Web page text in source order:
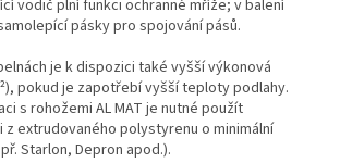
vodič plní funkci ochranné mříže; v balení
pásky pro spojování pásů.
je k dispozici také vyšší výkonová
pokud je zapotřebí vyšší teploty podlahy.
s rohožemi AL MAT je nutné použít
extrudovaného polystyrenu o minimální
Starlon, Depron apod.).